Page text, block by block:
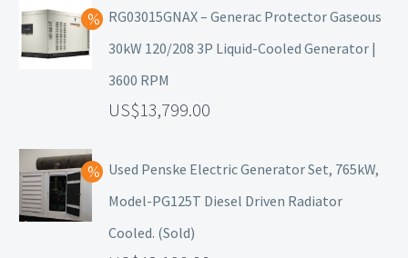
RG03015GNAX – Generac Protector Gaseous
30kW 120/208 3P Liquid-Cooled Generator |
3600 RPM
13,799.00
Used Penske Electric Generator Set, 765kW,
Model-PG125T Diesel Driven Radiator
Cooled. (Sold)